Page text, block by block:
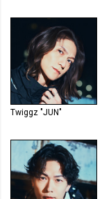
Twiggz "JUN"